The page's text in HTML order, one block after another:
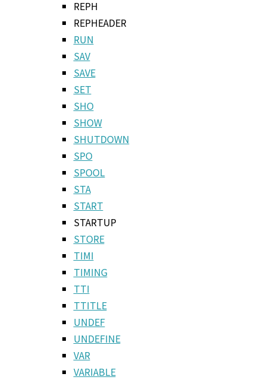
REPH
REPHEADER
RUN
SAV
SAVE
SET
SHO
SHOW
SHUTDOWN
SPO
SPOOL
STA
START
STARTUP
STORE
TIMI
TIMING
TTI
TTITLE
UNDEF
UNDEFINE
VAR
VARIABLE